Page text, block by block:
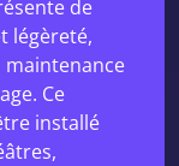
de
légèreté,
Ce
installé